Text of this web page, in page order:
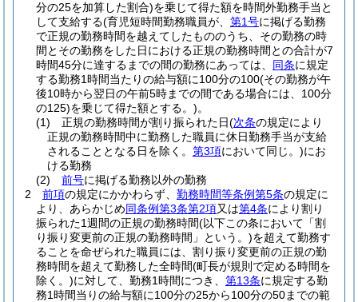
分の25を加算した割合)を乗じて得た額を時間外勤務手当と
して支給する(育児短時間勤務職員が、 第1号に掲げる勤務
で正規の勤務時間を越えてしたもののうち、その勤務の時
間とその勤務をした日における正規の勤務時間との合計が7
時間45分に達するまでの間の勤務にあっては、 同条に規定
する勤務1時間当たりの給与額に100分の100(その勤務が午
後10時から翌日の午前5時までの間である場合には、100分
の125)を乗じて得た額とする。)。
(1)
正規の勤務時間が割り振られた日(次条の規定により
正規の勤務時間中に勤務した職員に休日勤務手当が支給
されることとなる日を除く。 第3項において同じ。)にお
ける勤務
(2)
前号に掲げる勤務以外の勤務
2
前項の規定にかかわらず、 勤務時間等条例第5条の規定に
より、あらかじめ同条例第3条第2項又は第4条により割り
振られた1週間の正規の勤務時間(以下この条において「割
り振り変更前の正規の勤務時間」という。)を超えて勤務す
ることを命ぜられた職員には、割り振り変更前の正規の勤
務時間を超えて勤務した全時間(町長が規則で定める時間を
除く。)に対して、勤務1時間につき、 第13条に規定する勤
務1時間当りの給与額に100分の25から100分の50までの範